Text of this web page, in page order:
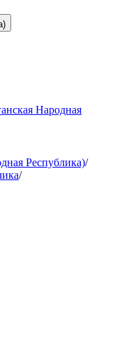
Народная
Республика)/
/